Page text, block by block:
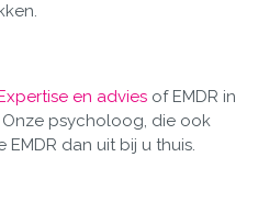
en advies of EMDR in
psycholoog, die ook
EMDR dan uit bij u thuis.